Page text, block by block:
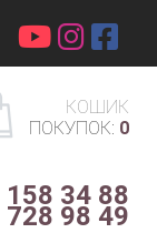
КОШИК
ПОКУПОК: 0
158 34 88
728 98 49